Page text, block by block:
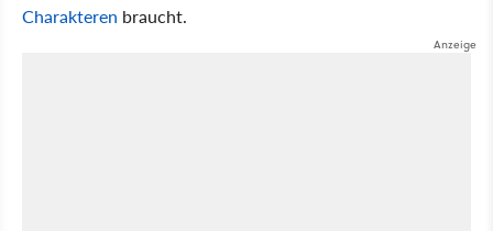
Charakteren braucht.